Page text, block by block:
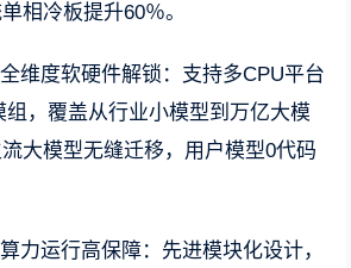
相冷板提升60％。
维度软硬件解锁：支持多CPU平台
组，覆盖从行业小模型到万亿大模
大模型无缝迁移，用户模型0代码
力运行高保障：先进模块化设计，